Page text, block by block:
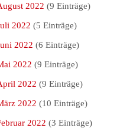
2022 (9 Einträge)
2022 (5 Einträge)
2022 (6 Einträge)
2022 (9 Einträge)
2022 (9 Einträge)
2022 (10 Einträge)
2022 (3 Einträge)